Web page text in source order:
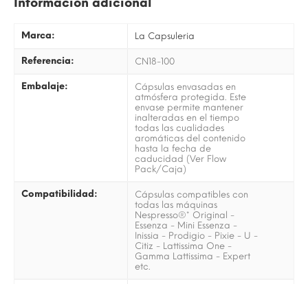
Marca: La Capsuleria
Referencia: CN18-100
Embalaje:
Cápsulas envasadas en
atmósfera protegida. Este
envase permite mantener
inalteradas en el tiempo
todas las cualidades
aromáticas del contenido
hasta la fecha de
caducidad (Ver Flow
Pack/Caja)
Compatibilidad:
Cápsulas compatibles con
todas las máquinas
Nespresso®* Original -
Essenza - Mini Essenza -
Inissia - Prodigio - Pixie - U -
Citiz - Lattissima One -
Gamma Lattissima - Expert
etc.